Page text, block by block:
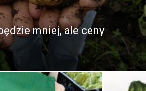
mniej, ale ceny